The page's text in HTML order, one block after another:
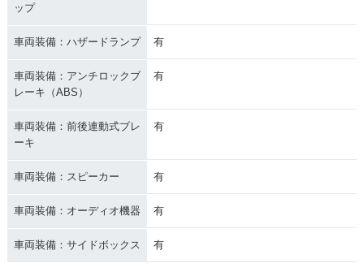
ップ
車両装備：ハザードランプ 有
車両装備：アンチロックブ
レーキ（ABS）
有
車両装備：前後連動式ブレ
ーキ
有
車両装備：スピーカー 有
車両装備：オーディオ機器 有
車両装備：サイドボックス 有